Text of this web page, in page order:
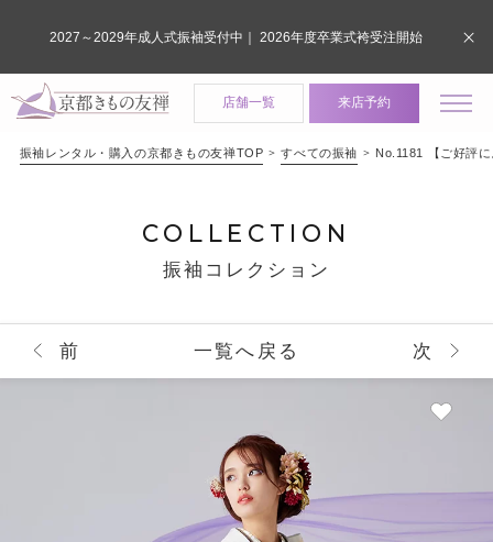
店舗一覧 来店予約
振袖レンタル・購入の京都きもの友禅TOP すべての振袖 No.1181 【ご好評
COLLECTION
振袖コレクション
前 一覧へ戻る 次
2027～2029年成人式振袖受付中｜ 2026年度卒業式袴受注開始